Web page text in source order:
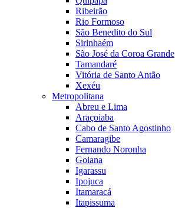
Ribeirão
Rio Formoso
São Benedito do Sul
Sirinhaém
São José da Coroa Grande
Tamandaré
Vitória de Santo Antão
Xexéu
Metropolitana
Abreu e Lima
Araçoiaba
Cabo de Santo Agostinho
Camaragibe
Fernando Noronha
Goiana
Igarassu
Ipojuca
Itamaracá
Itapissuma